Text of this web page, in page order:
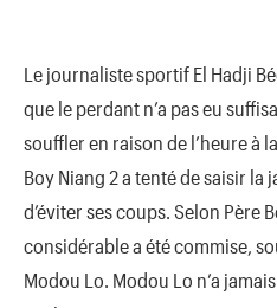
Le journaliste sportif El Hadji
que le perdant n’a pas eu
souffler en raison de l’heure à
Boy Niang 2 a tenté de saisir la
d’éviter ses coups. Selon Père
considérable a été commise,
Modou Lo. Modou Lo n’a